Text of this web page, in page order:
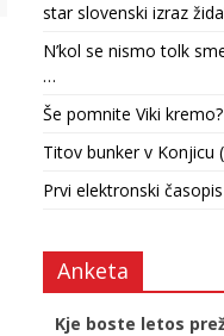
star slovenski izraz
N’kol se nismo tolk
…
Še pomnite Viki kremo?
Titov bunker v Konjicu
Prvi elektronski
Anketa
Kje boste letos